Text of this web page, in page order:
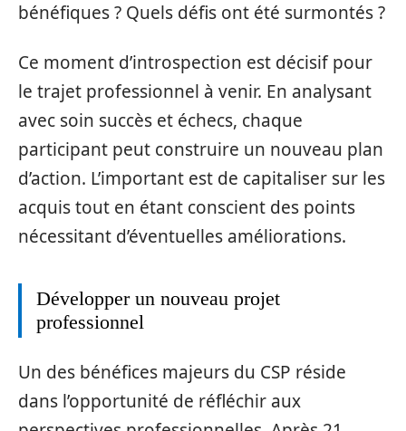
bénéfiques ? Quels défis ont été surmontés ?
Ce moment d’introspection est décisif pour
le trajet professionnel à venir. En analysant
avec soin succès et échecs, chaque
participant peut construire un nouveau plan
d’action. L’important est de capitaliser sur les
acquis tout en étant conscient des points
nécessitant d’éventuelles améliorations.
Développer un nouveau projet
professionnel
Un des bénéfices majeurs du CSP réside
dans l’opportunité de réfléchir aux